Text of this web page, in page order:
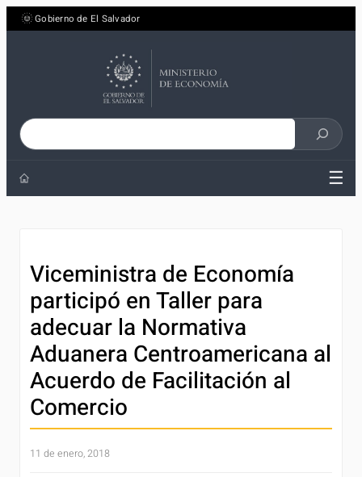
Saltar
al
Gobierno de El Salvador
Buscar
el
sitio
☰
Viceministra de Economía
participó en Taller para
adecuar la Normativa
Aduanera Centroamericana al
Acuerdo de Facilitación al
Comercio
11 de enero, 2018